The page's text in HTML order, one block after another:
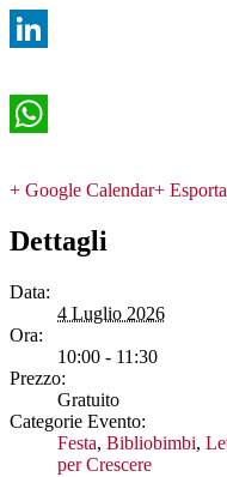
+ Google Calendar+
Dettagli
Data:
4 Luglio 2026
Ora:
10:00 - 11:30
Prezzo:
Gratuito
Categorie Evento:
Festa, Bibliobimbi,
per Crescere